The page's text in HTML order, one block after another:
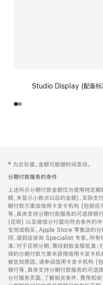
Studio Display (配备标
页
页
脚
注
‡ 为近似值。金额可能随时间变动。
分期付款服务的条件
上述所示分期付款金额仅为使用特定
额，未显示小数点以后的金额)，实际支
期付款方案由信用卡发卡机构 (包括但
等，具体支持分期付款服务的可选择银
(花呗) 以及微信分付面向符合条件的
宝完成购买。Apple Store 零售店的
同，请到店咨询 Specialist 专家。所
准；对于花呗分期，需经蚂蚁金服批准
择的分期付款方案未获得信用卡发卡机
被告知原因。请参阅信用卡发卡机构 (
银行等，具体支持分期付款服务的可选
分付服务页面，了解相关条件、费用和